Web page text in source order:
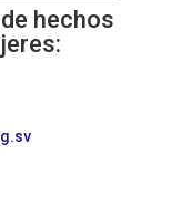
hechos